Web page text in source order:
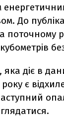
До
поточному
яка діє в
є